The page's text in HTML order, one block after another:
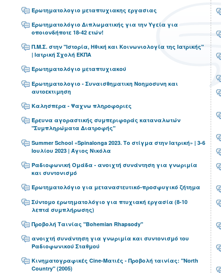
Ερωτηματολογιο μεταπτυχιακης εργασιας
Ερωτηματολόγιο Διπλωματικής για την Υγεία για
οποιονδήποτε 18-42 ετών!
Π.Μ.Σ. στην "Ιστορία, Ηθική και Κοινωνιολογία της Ιατρικής"
| Ιατρική Σχολή ΕΚΠΑ
Ερωτηματολόγιο μεταπτυχιακού
Ερωτηματολογιο - Συναισθηματικη Νοημοσυνη και
αυτοεκτιμηση
Καλησπερα - Ψαχνω πληροφοριες
Έρευνα αγοραστικής συμπεριφοράς καταναλωτών
"Συμπληρώματα Διατροφής"
Summer School «Spinalonga 2023. Το στίγμα στην Ιατρική» | 3-6
Ιουλίου 2023 | Άγιος Νικόλα
Ραδιοφωνική Ομάδα - ανοιχτή συνάντηση για γνωριμία
και συντονισμό
Ερωτηματολόγιο για μεταναστευτικό-προσφυγικό ζήτημα
Σύντομο ερωτηματολόγιο για πτυχιακή εργασία (8-10
λεπτά συμπλήρωσης)
Προβολή Ταινίας "Bohemian Rhapsody"
ανοιχτή συνάντηση για γνωριμία και συντονισμό του
Ραδιοφωνικού Σταθμού
Κινηματογραφικές Cine-Ματιές - Προβολή ταινίας: "North
Country" (2005)